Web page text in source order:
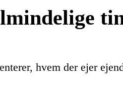
hvem der ejer